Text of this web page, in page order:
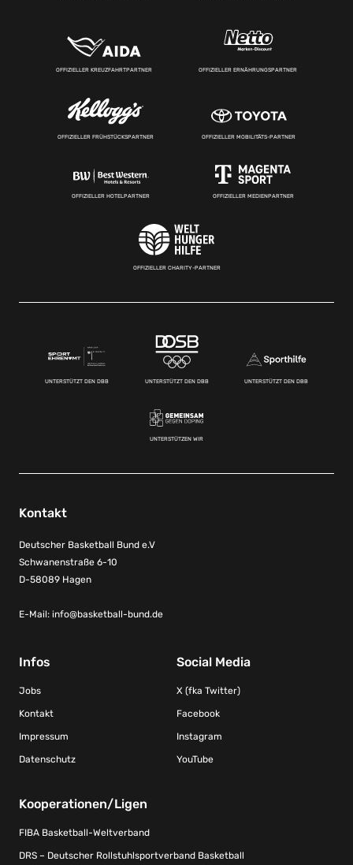
OFFIZIELLER KREUZFAHRTPARTNER OFFIZIELLER ERNÄHRUNGSPARTNER
OFFIZIELLER FRÜHSTÜCKSPARTNER OFFIZIELLER MOBILITÄTS-PARTNER
OFFIZIELLER HOTELPARTNER OFFIZIELLER MEDIENPARTNER
OFFIZIELLER CHARITY-PARTNER
UNTERSTÜTZT DEN DBB UNTERSTÜTZT DEN DBB UNTERSTÜTZT DEN DBB
UNTERSTÜTZEN WIR
Kontakt
Deutscher Basketball Bund e.V
Schwanenstraße 6-10
D-58089 Hagen
E-Mail: info@basketball-bund.de
Infos
Jobs
Kontakt
Impressum
Datenschutz
Social Media
X (fka Twitter)
Facebook
Instagram
YouTube
Kooperationen/Ligen
FIBA Basketball-Weltverband
DRS – Deutscher Rollstuhlsportverband Basketball